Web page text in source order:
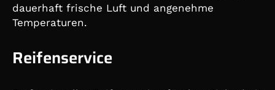
dauerhaft frische Luft und angenehme
Temperaturen.
Reifenservice